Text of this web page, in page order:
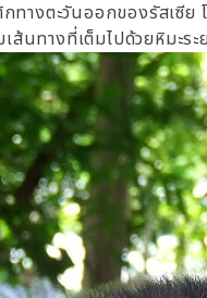
างตะวันออกของรัสเซีย
เส้นทางที่เต็มไปด้วยหิมะระ